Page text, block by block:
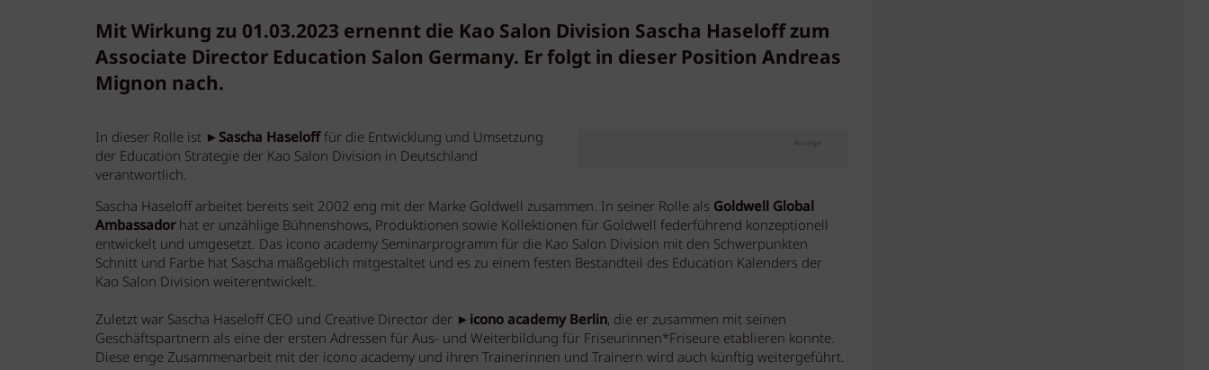
Mit Wirkung zu 01.03.2023 ernennt die Kao Salon Division Sascha Haseloff zum
Associate Director Education Salon Germany. Er folgt in dieser Position Andreas
Mignon nach.
Anzeige
In dieser Rolle ist ►Sascha Haselofffür die Entwicklung und Umsetzung
der Education Strategie der Kao Salon Division in Deutschland
verantwortlich.
Sascha Haseloff arbeitet bereits seit 2002 eng mit der Marke Goldwell zusammen. In seiner Rolle als Goldwell Global
Ambassadorhat er unzählige Bühnenshows, Produktionen sowie Kollektionen für Goldwell federführend konzeptionell
entwickelt und umgesetzt. Das icono academy Seminarprogramm für die Kao Salon Division mit den Schwerpunkten
Schnitt und Farbe hat Sascha maßgeblich mitgestaltet und es zu einem festen Bestandteil des Education Kalenders der
Kao Salon Division weiterentwickelt.
Zuletzt war Sascha Haseloff CEO und Creative Director der ►icono academy Berlin, die er zusammen mit seinen
Geschäftspartnern als eine der ersten Adressen für Aus- und Weiterbildung für Friseurinnen*Friseure etablieren konnte.
Diese enge Zusammenarbeit mit der icono academy und ihren Trainerinnen und Trainern wird auch künftig weitergeführt.